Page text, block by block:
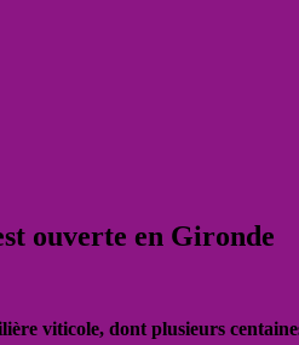
ouverte en Gironde
viticole, dont plusieurs